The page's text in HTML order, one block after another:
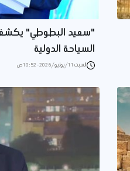
"سعيد البطوطي"
السياحة الدولية
السبت 11/يوليو/2026 - 10:52 ص